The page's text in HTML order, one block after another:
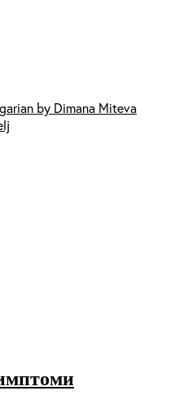
by Dimana Miteva